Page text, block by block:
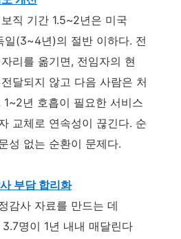
직 기간 1.5~2년은 미국
일(3~4년)의 절반 이하다. 전
리를 옮기면, 전임자의 현
달되지 않고 다음 사람은 처
년 호흡이 필요한 서비스
교체로 연속성이 끊긴다. 순
성 없는 순환이 문제다.
부담 합리화
감사 자료를 만드는 데
명이 1년 내내 매달린다